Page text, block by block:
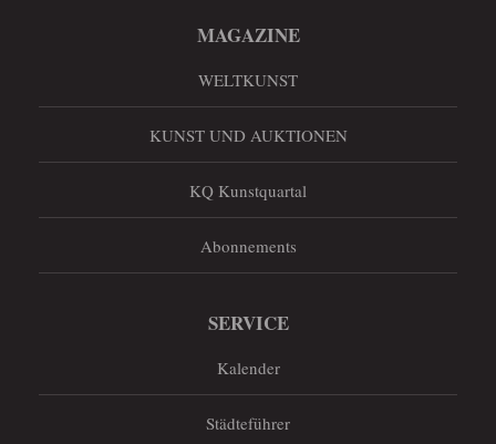
MAGAZINE
WELTKUNST
KUNST UND AUKTIONEN
KQ Kunstquartal
Abonnements
SERVICE
Kalender
Städteführer